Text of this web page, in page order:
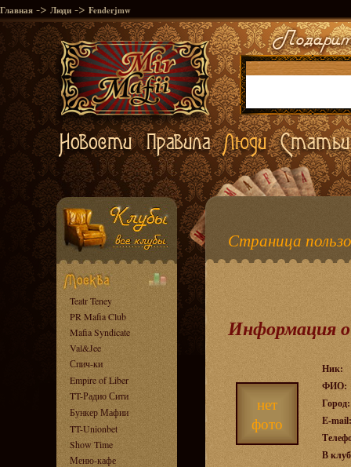
Главная -> Люди -> Fenderjmw
Teatr Teney
PR Mafia Club
Mafia Syndicate
Val&Jee
Спич-ки
Empire of Liber
TT-Радио Сити
Бункер Мафии
TT-Unionbet
Show Time
Меню-кафе
Страница
Информация о
нет
фото
Ник:
ФИО:
Город:
E-mail:
В